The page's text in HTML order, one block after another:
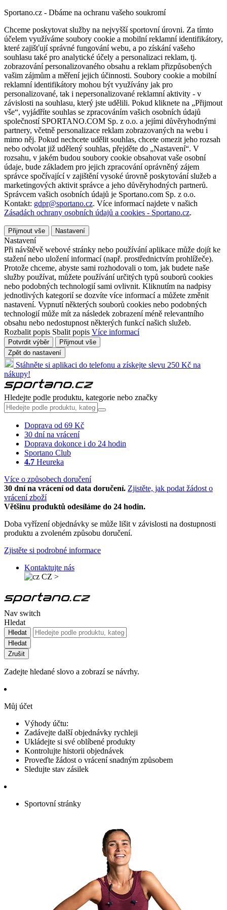
Sportano.cz - Dbáme na ochranu vašeho soukromí
Chceme poskytovat služby na nejvyšší sportovní úrovni. Za tímto
účelem využíváme soubory cookie a mobilní reklamní identifikátory,
které zajišťují správné fungování webu, a po získání vašeho
souhlasu také pro analytické účely a personalizaci reklam, tj.
zobrazování personalizovaného obsahu a reklam přizpůsobených
vašim zájmům a měření jejich účinnosti. Soubory cookie a mobilní
reklamní identifikátory mohou být využívány jak pro
personalizované, tak i nepersonalizované reklamní aktivity - v
závislosti na souhlasu, který jste udělili. Pokud kliknete na „Přijmout
vše“, vyjádříte souhlas se zpracováním vašich osobních údajů
společností SPORTANO.COM Sp. z o.o. a jejími důvěryhodnými
partnery, včetně personalizace reklam zobrazovaných na webu i
mimo něj. Pokud nechcete udělit souhlas, chcete omezit jeho rozsah
nebo odvolat již udělený souhlas, přejděte do „Nastavení“. V
rozsahu, v jakém budou soubory cookie obsahovat vaše osobní
údaje, bude základem pro jejich zpracování oprávněný zájem
správce spočívající v zajištění vysoké úrovně poskytování služeb a
marketingových aktivit správce a jeho důvěryhodných partnerů.
Správcem vašich osobních údajů je Sportano.com Sp. z o.o.
Kontakt: gdpr@sportano.cz. Více informací najdete v našich
Zásadách ochrany osobních údajů a cookies - Sportano.cz.
Přijmout vše Nastavení
Nastavení
Při návštěvě webové stránky nebo používání aplikace může dojít ke
stažení nebo uložení informací (např. prostřednictvím prohlížeče).
Protože chceme, abyste sami rozhodovali o tom, jak budete naše
služby používat, můžete používání určitých typů souborů cookies
nebo podobných technologií sami ovlivnit. Kliknutím na nadpisy
jednotlivých kategorií se dozvíte více informací a můžete změnit
nastavení. Vypnutí některých souborů cookies nebo podobných
technologií může mít za následek zobrazení méně relevantního
obsahu nebo nedostupnost některých funkcí našich služeb.
Rozbalit popis Sbalit popis Více informací
Potvrdit výběr
Přijmout vše
Zpět do nastavení
Stáhněte si aplikaci do telefonu a získejte slevu 250 Kč na
nákupy!
Hledejte podle produktu, kategorie nebo značky
Doprava od 69 Kč
30 dní na vrácení
Doprava dokonce i do 24 hodin
Sportano Club
4.7 Heureka
Více o způsobech doručení
30 dní na vrácení od data doručení. Zjistěte, jak podat žádost o
vrácení zboží
Většinu produktů odesíláme do 24 hodin.
Doba vyřízení objednávky se může lišit v závislosti na dostupnosti
produktu a zvoleném způsobu doručení.
Zjistěte si podrobné informace
Kontaktujte nás
CZ >
Nav switch
Hledat
Hledat
Hledat
Zrušit
Zadejte hledané slovo a zobrazí se návrhy.
Můj účet
Výhody účtu:
Zadávejte další objednávky rychleji
Ukládejte si své oblíbené produkty
Kontrolujte historii objednávek
Proveďte žádost o vrácení snadným způsobem
Sledujte stav zásilek
Sportovní stránky